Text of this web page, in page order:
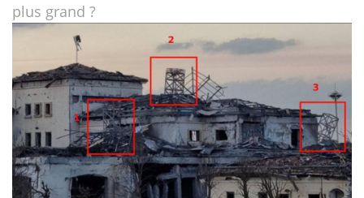
plus grand ?